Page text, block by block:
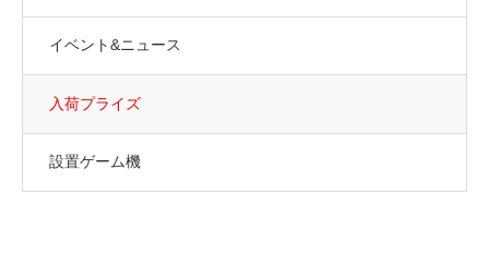
イベント&ニュース
入荷プライズ
設置ゲーム機